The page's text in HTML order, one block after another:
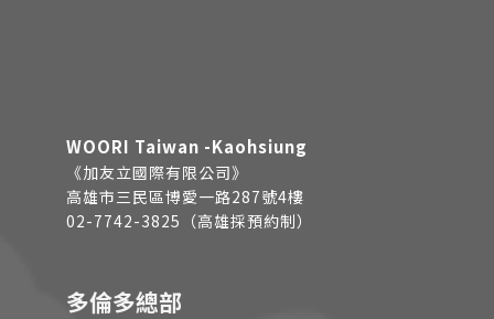
WOORI Taiwan -Kaohsiung
《加友立國際有限公司》
高雄市三民區博愛一路287號4樓
02-7742-3825（高雄採預約制）
多倫多總部